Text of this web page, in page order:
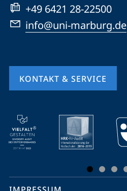
+49 6421 28-22500
info@uni-marburg.de
KONTAKT & SERVICE
Mobile-
Service-
Navigation
Social